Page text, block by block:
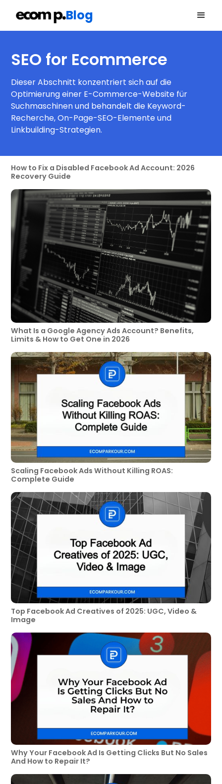
Blog
SEO for Ecommerce
Dieser Abschnitt konzentriert sich auf die
Optimierung einer E-Commerce-Website für
Suchmaschinen und behandelt die Keyword-
Recherche, On-Page-SEO-Elemente und
Linkbuilding-Strategien.
How to Fix a Disabled Facebook Ad Account: 2026
Recovery Guide
What Is a Google Agency Ads Account? Benefits,
Limits & How to Get One in 2026
Scaling Facebook Ads Without Killing ROAS:
Complete Guide
Top Facebook Ad Creatives of 2025: UGC, Video &
Image
Why Your Facebook Ad Is Getting Clicks But No Sales
And How to Repair It?